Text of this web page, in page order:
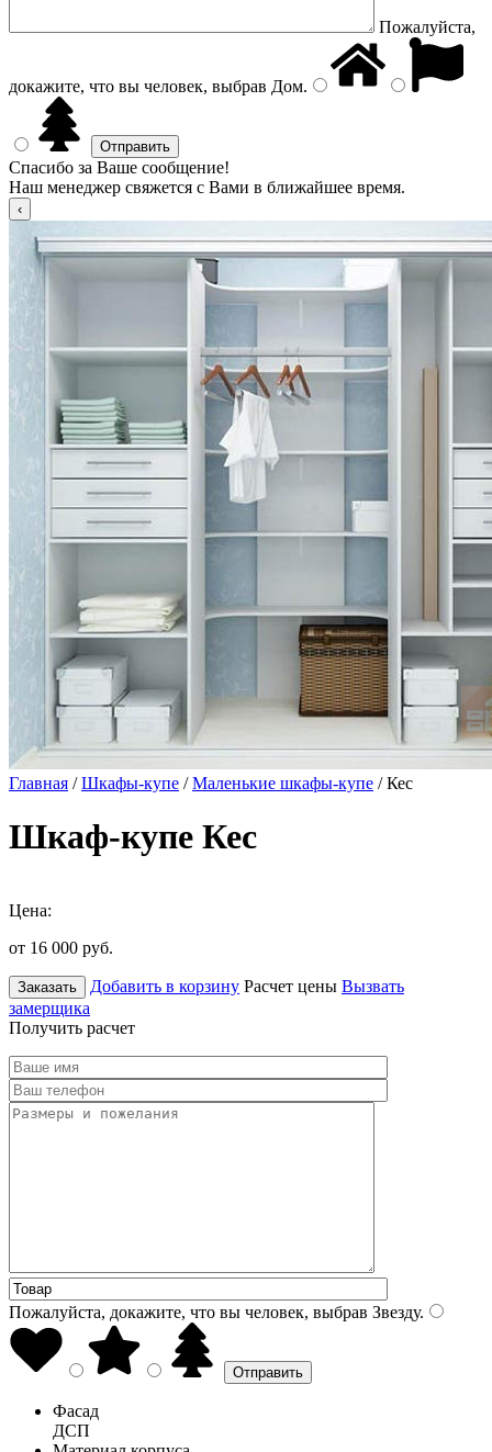
Пожалуйста,
докажите, что вы человек, выбрав Дом.
Спасибо за Ваше сообщение!
Наш менеджер свяжется с Вами в ближайшее время.
Главная /Шкафы-купе /Маленькие шкафы-купе / Кес
Шкаф-купе Кес
Цена:
от 16 000 руб.
Заказать Добавить в корзину Расчет цены Вызвать
замерщика
Получить расчет
Пожалуйста, докажите, что вы человек, выбрав Звезду.
Фасад
ДСП